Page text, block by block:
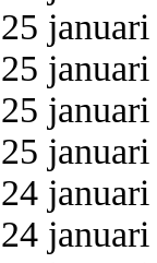
25
25
25
25
24
24